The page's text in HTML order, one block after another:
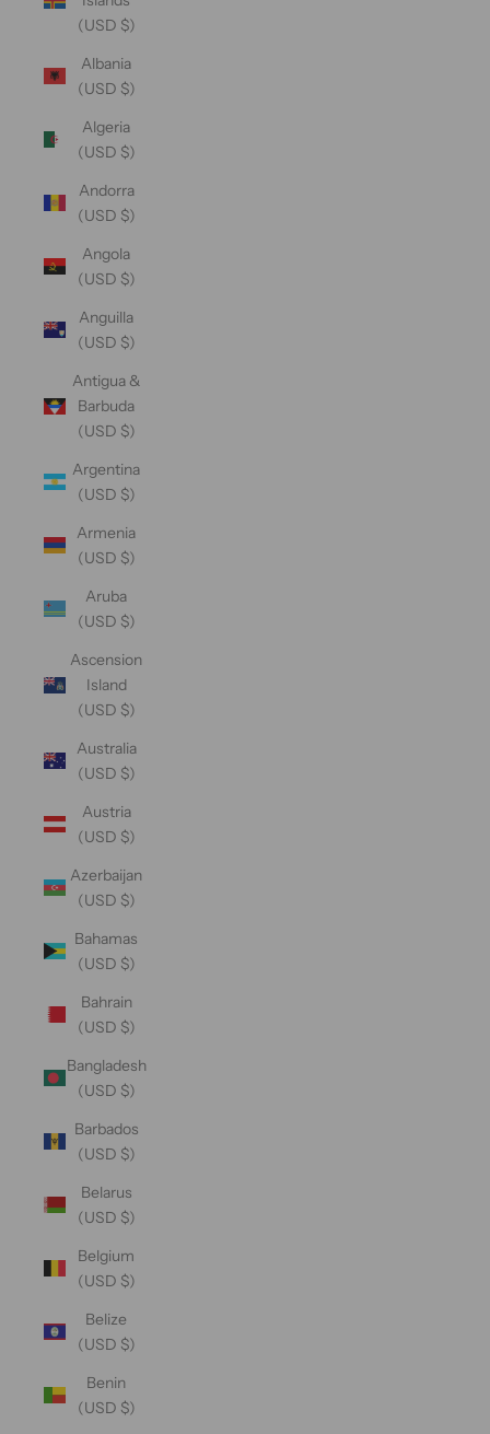
(USD $)
Albania
(USD $)
Algeria
(USD $)
Andorra
(USD $)
Angola
(USD $)
Anguilla
(USD $)
Antigua &
Barbuda
(USD $)
Argentina
(USD $)
Armenia
(USD $)
Aruba
(USD $)
Ascension
Island
(USD $)
Australia
(USD $)
Austria
(USD $)
Azerbaijan
(USD $)
Bahamas
(USD $)
Bahrain
(USD $)
Bangladesh
(USD $)
Barbados
(USD $)
Belarus
(USD $)
Belgium
(USD $)
Belize
(USD $)
Benin
(USD $)